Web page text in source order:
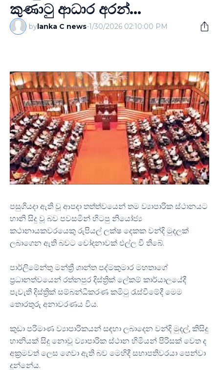
කුණාටු ආධාර අරන්...
bylanka C news-1/30/2026 02:10:00 PM
පසුගියදා ඇති වූ ආපදා තත්ත්වයෙන් තම ව්‍යාපාරික ස්ථානයට
හානි සිදු වූ බව පවසමින් හිටපු නියෝජ්‍ය
කථානායකවරයෙකු රුපියල් ලක්ෂ දෙකක වන්දි මුදලක්
ලබාගෙන ඇති බවට චෝදනාවක් එල්ල වී තිබේ.
පාර්ලිමේන්තු මන්ත්‍රී ශාන්ත පද්මකුමාර මහතාගේ
ප්‍රධානත්වයෙන් රත්නපුර දිස්ත්‍රික් ලේකම් කාර්යාලයේදී
පැවැති දිස්ත්‍රික් සම්බන්ධීකරණ කමිටු රැස්වීමේදී මෙම
තොරතුරු අනාවරණය විය.
කුඩා පරිමාණ ව්‍යාපාරිකයන් සඳහා ලබාදෙන වන්දි මුදල්, කිසිදු
හානියක් සිදු නොවූ ව්‍යාපාරික ස්ථාන හිමියන් පිරිසක් වෙත ද
අක්‍රමවත් ලෙස ගෙවා ඇති බව මෙහිදී සභාපතිවරයා පෙන්වා
දුන්නේය.